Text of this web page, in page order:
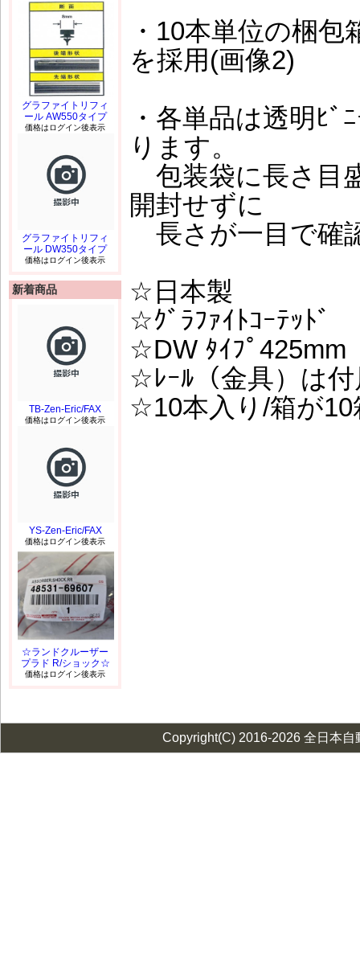
・10本単位の梱包
を採用(画像2)
・各単品は透明ﾋ
ります。
包装袋に長さ目
開封せずに
長さが一目で確
☆日本製
☆ｸﾞﾗﾌｧｲﾄｺｰﾃｯﾄﾞ
☆DW ﾀｲﾌﾟ425mm
☆ﾚｰﾙ（金具）は
☆10本入り/箱が10
グラファイトリフィ
ール AW550タイプ
価格はログイン後表示
グラファイトリフィ
ール DW350タイプ
価格はログイン後表示
新着商品
TB-Zen-Eric/FAX
価格はログイン後表示
YS-Zen-Eric/FAX
価格はログイン後表示
☆ランドクルーザー
プラド R/ショック☆
価格はログイン後表示
Copyright(C) 2016-2026 全日本